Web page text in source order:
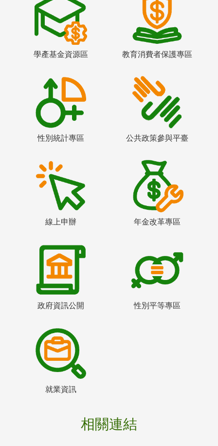
學產基金資源區 教育消費者保護專區
性別統計專區 公共政策參與平臺
線上申辦 年金改革專區
政府資訊公開 性別平等專區
就業資訊
相關連結